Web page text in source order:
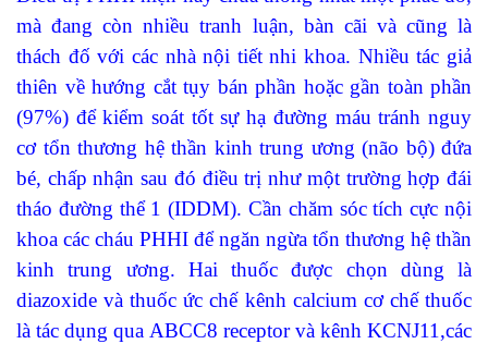
mà đang còn nhiều tranh luận, bàn cãi và cũng là
thách đố với các nhà nội tiết nhi khoa. Nhiều tác giả
thiên về hướng cắt tụy bán phần hoặc gần toàn phần
(97%) để kiểm soát tốt sự hạ đường máu tránh nguy
cơ tổn thương hệ thần kinh trung ương (não bộ) đứa
bé, chấp nhận sau đó điều trị như một trường hợp đái
tháo đường thể 1 (IDDM). Cần chăm sóc tích cực nội
khoa các cháu PHHI để ngăn ngừa tổn thương hệ thần
kinh trung ương. Hai thuốc được chọn dùng là
diazoxide và thuốc ức chế kênh calcium cơ chế thuốc
là tác dụng qua ABCC8 receptor và kênh KCNJ11,các